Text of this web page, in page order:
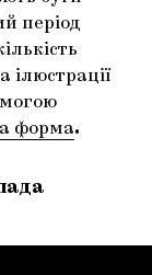
період
ілюстрації
форма.